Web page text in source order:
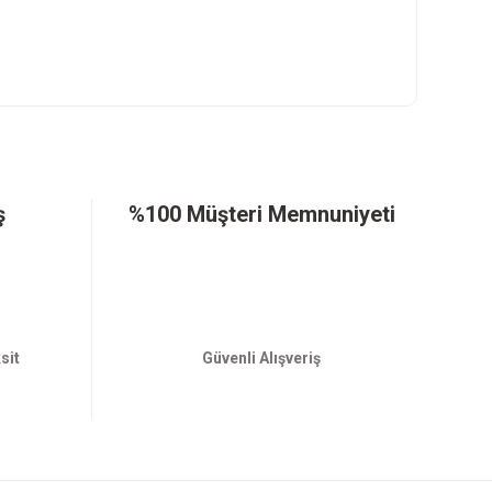
%100 Müşteri Memnuniyeti
Güvenli Alışveriş